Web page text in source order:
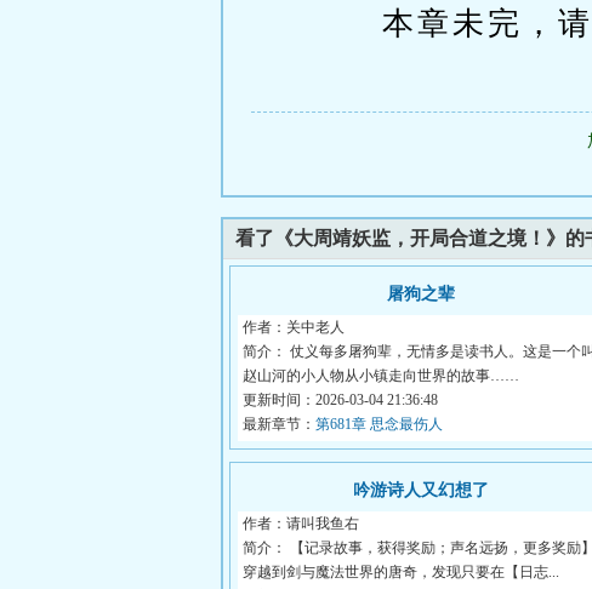
本章未完，请
看了《大周靖妖监，开局合道之境！》的
屠狗之辈
作者：关中老人
简介： 仗义每多屠狗辈，无情多是读书人。这是一个叫
赵山河的小人物从小镇走向世界的故事……
更新时间：2026-03-04 21:36:48
最新章节： 第681章 思念最伤人
吟游诗人又幻想了
作者：请叫我鱼右
简介： 【记录故事，获得奖励；声名远扬，更多奖励】
穿越到剑与魔法世界的唐奇，发现只要在【日志...